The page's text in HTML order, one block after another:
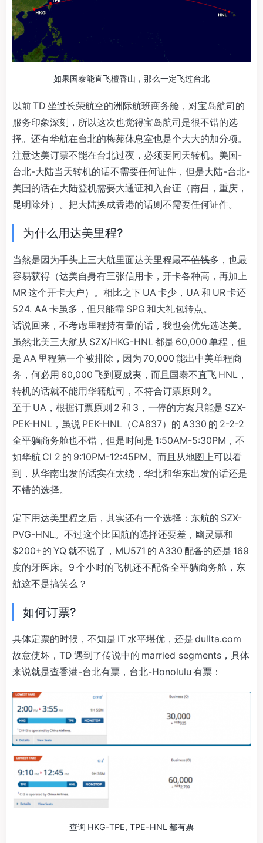
如果国泰能直飞檀香山，那么一定飞过台北
以前 TD 坐过长荣航空的洲际航班商务舱，对宝岛航司的
服务印象深刻，所以这次也觉得宝岛航司是很不错的选
择。还有华航在台北的梅苑休息室也是个大大的加分项。
注意达美订票不能在台北过夜，必须要同天转机。美国-
台北-大陆当天转机的话不需要任何证件，但是大陆-台北-
美国的话在大陆登机需要大通证和入台证（南昌，重庆，
昆明除外）。把大陆换成香港的话则不需要任何证件。
为什么用达美里程?
当然是因为手头上三大航里面达美里程最不值钱多，也最
容易获得（达美自身有三张信用卡，开卡各种高，再加上
MR 这个开卡大户）。相比之下 UA 卡少，UA 和 UR 卡还
524. AA 卡虽多，但只能靠 SPG 和大礼包转点。
话说回来，不考虑里程持有量的话，我也会优先选达美。
虽然北美三大航从 SZX/HKG-HNL 都是 60,000 单程，但
是 AA 里程第一个被排除，因为 70,000 能出中美单程商
务，何必用 60,000 飞到夏威夷，而且国泰不直飞 HNL，
转机的话就不能用华籍航司，不符合订票原则 2。
至于 UA，根据订票原则 2 和 3，一停的方案只能是 SZX-
PEK-HNL，虽说 PEK-HNL（CA837）的 A330 的 2-2-2
全平躺商务舱也不错，但是时间是 1:50AM-5:30PM，不
如华航 CI 2 的 9:10PM-12:45PM。而且从地图上可以看
到，从华南出发的话实在太绕，华北和华东出发的话还是
不错的选择。
定下用达美里程之后，其实还有一个选择：东航的 SZX-
PVG-HNL。不过这个比国航的选择还要差，幽灵票和
$200+的 YQ 就不说了，MU571 的 A330 配备的还是 169
度的牙医床。9 个小时的飞机还不配备全平躺商务舱，东
航这不是搞笑么？
如何订票?
具体定票的时候，不知是 IT 水平堪优，还是 dullta.com
故意使坏，TD 遇到了传说中的 married segments，具体
来说就是查香港-台北有票，台北-Honolulu 有票：
查询 HKG-TPE, TPE-HNL 都有票